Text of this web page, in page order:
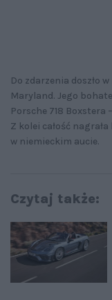
Do zdarzenia doszło
Maryland. Jego
Porsche 718 Boxstera
Z kolei całość
w niemieckim aucie.
Czytaj także: